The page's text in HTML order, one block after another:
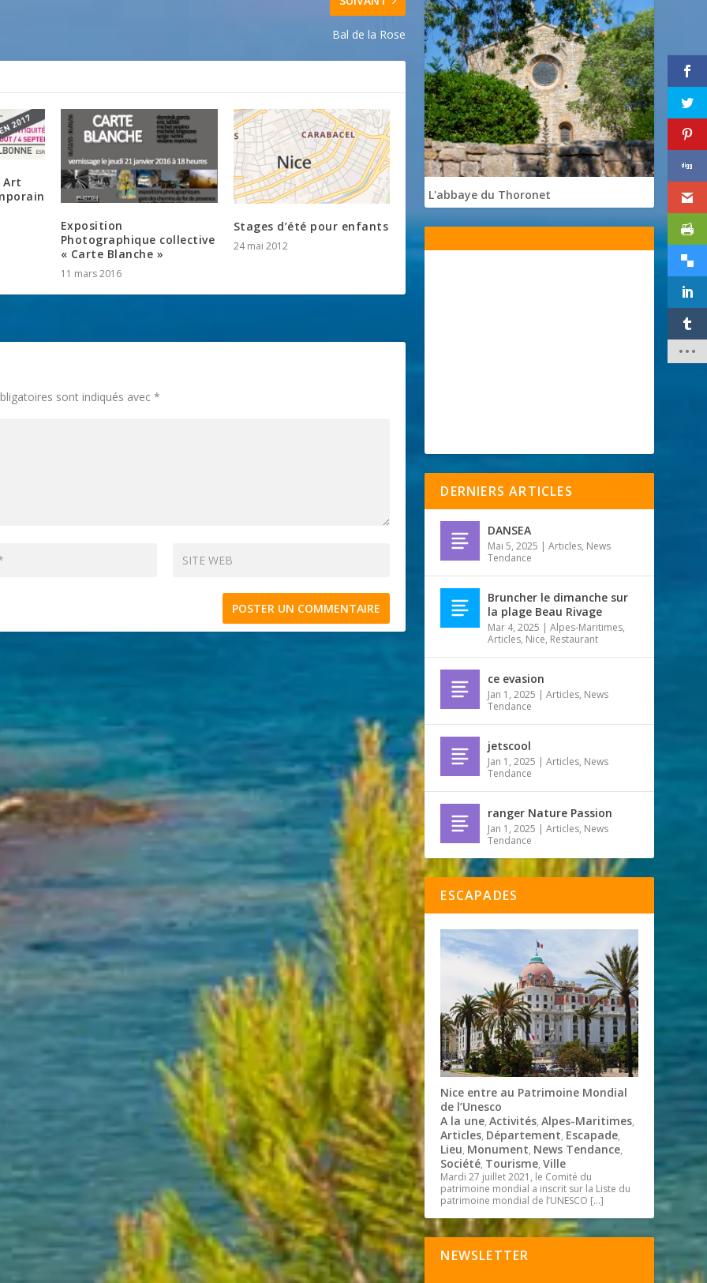
Bal de la Rose
Art
Exposition
Photographique collective
« Carte Blanche »
11 mars 2016
Stages d’été pour enfants
24 mai 2012
sont indiqués avec*
L'abbaye du Thoronet
DERNIERS ARTICLES
DANSEA
Mai 5, 2025 |Articles, News
Tendance
Bruncher le dimanche sur
la plage Beau Rivage
Mar 4, 2025 |Alpes-Maritimes,
Articles, Nice, Restaurant
ce evasion
Jan 1, 2025 |Articles, News
Tendance
jetscool
Jan 1, 2025 |Articles, News
Tendance
ranger Nature Passion
Jan 1, 2025 |Articles, News
Tendance
ESCAPADES
Nice entre au Patrimoine Mondial
de l’Unesco
A la une,Activités,Alpes-Maritimes,
Articles, Département, Escapade,
Lieu, Monument, News Tendance,
Société, Tourisme,Ville
Mardi 27 juillet 2021, le Comité du
patrimoine mondial a inscrit sur la Liste du
patrimoine mondial de l’UNESCO […]
NEWSLETTER